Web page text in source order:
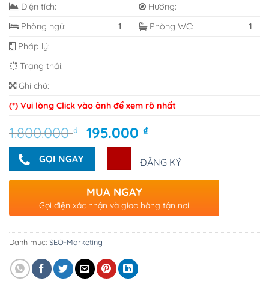
Diện tích:
Hướng:
Phòng ngủ:
1 Phòng WC:
1
Pháp lý:
Trạng thái:
Ghi chú:
(*) Vui lòng Click vào ảnh để xem rõ nhất
1.800.000₫
Giá
gốc
1.800.000 ₫.
195.000₫Giá
tại
là:
GỌI NGAY ĐĂNG KÝ
MUA NGAY
Gọi điện xác nhận và giao hàng tận nơi
Danh mục: SEO-Marketing